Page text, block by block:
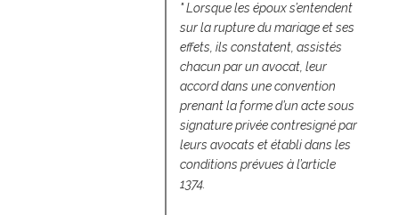
" Lorsque les époux s’entendent
sur la rupture du mariage et ses
effets, ils constatent, assistés
chacun par un avocat, leur
accord dans une convention
prenant la forme d’un acte sous
signature privée contresigné par
leurs avocats et établi dans les
conditions prévues à l’article
1374.